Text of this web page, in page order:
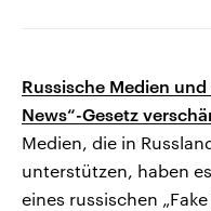
Russische Medien
News“-Gesetz
Medien, die in
unterstützen, haben
eines russischen